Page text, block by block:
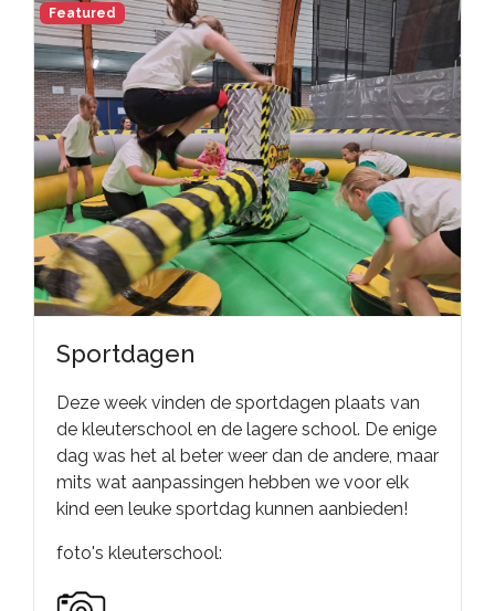
Featured
Sportdagen
Deze week vinden de sportdagen plaats van
de kleuterschool en de lagere school. De enige
dag was het al beter weer dan de andere, maar
mits wat aanpassingen hebben we voor elk
kind een leuke sportdag kunnen aanbieden!
foto's kleuterschool: